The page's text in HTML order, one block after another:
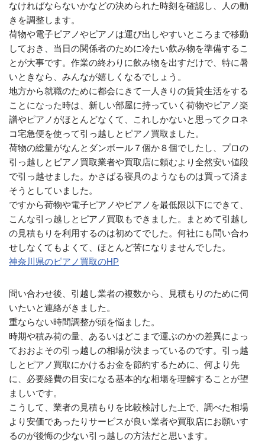
なければならないかなどの決められた時刻を確認し、人の動
きを調整します。
荷物や電子ピアノやピアノは運び出しやすいところまで移動
しておき、当日の関係者のために冷たい飲み物を準備するこ
とが大事です。作業の終わりに飲み物を出すだけで、特に暑
いときなら、みんなが嬉しくなるでしょう。
地方から就職のために都会にきて一人きりの賃貸生活をする
ことになった時は、新しい部屋に持っていく荷物やピアノ楽
譜やピアノがほとんどなくて、これしかないと思ってクロネ
コ宅急便を使って引っ越しとピアノ買取ました。
荷物の総量がなんとダンボール７個か８個でしたし、プロの
引っ越しとピアノ買取業者や買取店に頼むより全然安い値段
で引っ越せました。かさばる寝具のようなものは買って済ま
そうとしていました。
ですから荷物や電子ピアノやピアノを最低限以下にできて、
こんな引っ越しとピアノ買取もできました。まとめて引越し
の見積もりを利用するのは初めてでした。何社にも問い合わ
せしなくてもよくて、ほとんど苦になりませんでした。
神奈川県のピアノ買取のHP
問い合わせ後、引越し業者の複数から、見積もりのために伺
いたいと連絡がきました。
重ならない時間調整が頭を悩ました。
時期や積み荷の量、あるいはどこまで運ぶのかの差異によっ
ておおよその引っ越しの相場が決まっているのです。引っ越
しとピアノ買取にかけるお金を節約するために、何より先
に、必要経費の目安になる基本的な相場を理解することが望
ましいです。
こうして、業者の見積もりを比較検討した上で、調べた相場
より安価であったりサービスが良い業者や買取店にお願いす
るのが後悔の少ない引っ越しの方法だと思います。